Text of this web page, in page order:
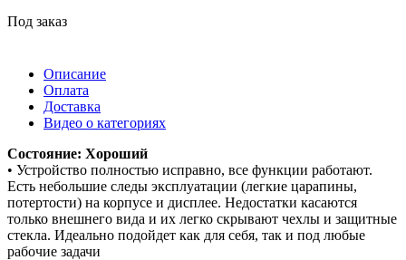
Под заказ
Описание
Оплата
Доставка
Видео о категориях
Состояние: Хороший
• Устройство полностью исправно, все функции работают.
Есть небольшие следы эксплуатации (легкие царапины,
потертости) на корпусе и дисплее. Недостатки касаются
только внешнего вида и их легко скрывают чехлы и защитные
стекла. Идеально подойдет как для себя, так и под любые
рабочие задачи